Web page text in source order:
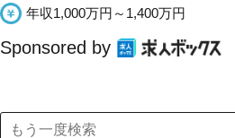
年収1,000万円～1,400万円
Sponsored by